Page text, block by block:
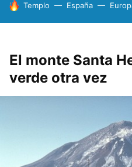
HOY SE HABLA DE
Templo España
El monte Santa
verde otra vez